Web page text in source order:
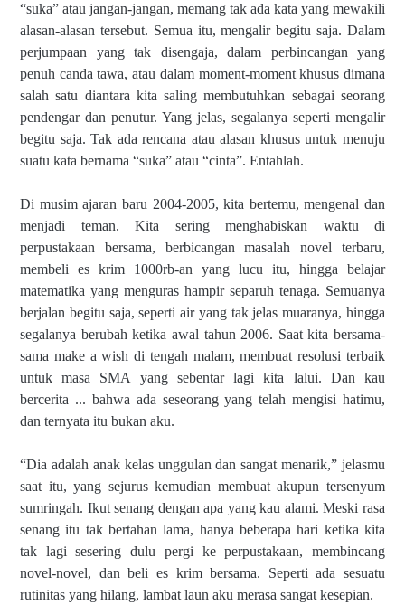
“suka” atau jangan-jangan, memang tak ada kata yang mewakili
alasan-alasan tersebut. Semua itu, mengalir begitu saja. Dalam
perjumpaan yang tak disengaja, dalam perbincangan yang
penuh canda tawa, atau dalam moment-moment khusus dimana
salah satu diantara kita saling membutuhkan sebagai seorang
pendengar dan penutur. Yang jelas, segalanya seperti mengalir
begitu saja. Tak ada rencana atau alasan khusus untuk menuju
suatu kata bernama “suka” atau “cinta”. Entahlah.
Di musim ajaran baru 2004-2005, kita bertemu, mengenal dan
menjadi teman. Kita sering menghabiskan waktu di
perpustakaan bersama, berbicangan masalah novel terbaru,
membeli es krim 1000rb-an yang lucu itu, hingga belajar
matematika yang menguras hampir separuh tenaga. Semuanya
berjalan begitu saja, seperti air yang tak jelas muaranya, hingga
segalanya berubah ketika awal tahun 2006. Saat kita bersama-
sama make a wish di tengah malam, membuat resolusi terbaik
untuk masa SMA yang sebentar lagi kita lalui. Dan kau
bercerita ... bahwa ada seseorang yang telah mengisi hatimu,
dan ternyata itu bukan aku.
“Dia adalah anak kelas unggulan dan sangat menarik,” jelasmu
saat itu, yang sejurus kemudian membuat akupun tersenyum
sumringah. Ikut senang dengan apa yang kau alami. Meski rasa
senang itu tak bertahan lama, hanya beberapa hari ketika kita
tak lagi sesering dulu pergi ke perpustakaan, membincang
novel-novel, dan beli es krim bersama. Seperti ada sesuatu
rutinitas yang hilang, lambat laun aku merasa sangat kesepian.